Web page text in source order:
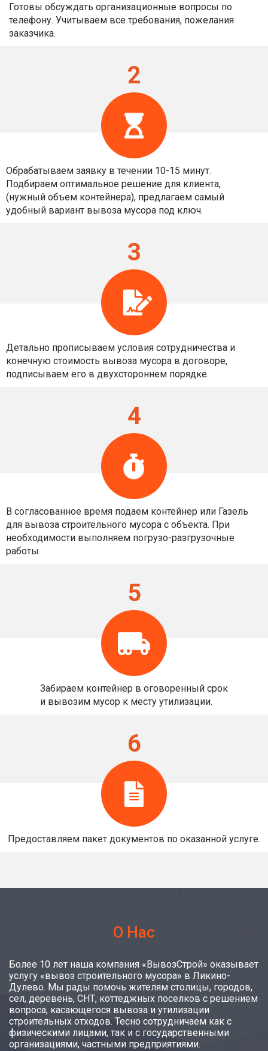
Готовы обсуждать организационные вопросы по
телефону. Учитываем все требования, пожелания
заказчика.
Обрабатываем заявку в течении 10-15 минут.
Подбираем оптимальное решение для клиента,
(нужный объем контейнера), предлагаем самый
удобный вариант вывоза мусора под ключ.
2
Детально прописываем условия сотрудничества и
конечную стоимость вывоза мусора в договоре,
подписываем его в двухстороннем порядке.
3
В согласованное время подаем контейнер или Газель
для вывоза строительного мусора с объекта. При
необходимости выполняем погрузо-разгрузочные
работы.
4
Забираем контейнер в оговоренный срок
и вывозим мусор к месту утилизации.
5
Предоставляем пакет документов по оказанной услуге.
6
О Нас
Более 10 лет наша компания «ВывозСтрой» оказывает
услугу «вывоз строительного мусора» в Ликино-
Дулево. Мы рады помочь жителям столицы, городов,
сел, деревень, СНТ, коттеджных поселков с решением
вопроса, касающегося вывоза и утилизации
строительных отходов. Тесно сотрудничаем как с
физическими лицами, так и с государственными
организациями, частными предприятиями.